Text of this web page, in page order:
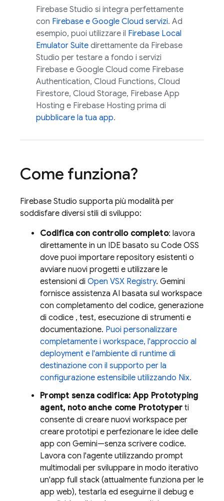
Firebase Studio si integra perfettamente
con Firebase e Google Cloud servizi. Ad
esempio, puoi utilizzare il Firebase Local
Emulator Suite direttamente da Firebase
Studio per testare a fondo i servizi
Firebase e Google Cloud come Firebase
Authentication, Cloud Functions, Cloud
Firestore, Cloud Storage, Firebase App
Hosting e Firebase Hosting prima di
pubblicare la tua app.
Come funziona?
Firebase Studio supporta più modalità per
soddisfare diversi stili di sviluppo:
Codifica con controllo completo: lavora
direttamente in un IDE basato su Code OSS
dove puoi importare repository esistenti o
avviare nuovi progetti e utilizzare le
estensioni di Open VSX Registry. Gemini
fornisce assistenza AI basata sul workspace
con completamento del codice, generazione
di codice , test, esecuzione di strumenti e
documentazione. Puoi personalizzare
completamente i workspace, l'approccio al
deployment e l'ambiente di runtime di
destinazione con il supporto per la
configurazione estensibile utilizzando Nix.
Prompt senza codifica:App Prototyping
agent, noto anche come Prototyper ti
consente di creare nuovi workspace per
creare prototipi e perfezionare le idee delle
app con Gemini—senza scrivere codice.
Lavora con l'agente utilizzando prompt
multimodali per sviluppare in modo iterativo
un'app full stack (attualmente funziona per le
app web), testarla ed eseguirne il debug e